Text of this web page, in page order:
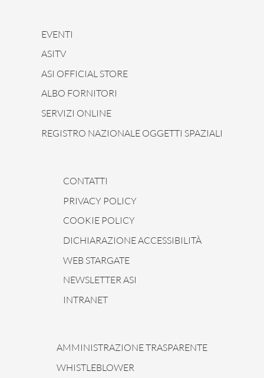
EVENTI
ASITV
ASI OFFICIAL STORE
ALBO FORNITORI
SERVIZI ONLINE
REGISTRO NAZIONALE OGGETTI SPAZIALI
CONTATTI
PRIVACY POLICY
COOKIE POLICY
DICHIARAZIONE ACCESSIBILITÀ
WEB STARGATE
NEWSLETTER ASI
INTRANET
AMMINISTRAZIONE TRASPARENTE
WHISTLEBLOWER